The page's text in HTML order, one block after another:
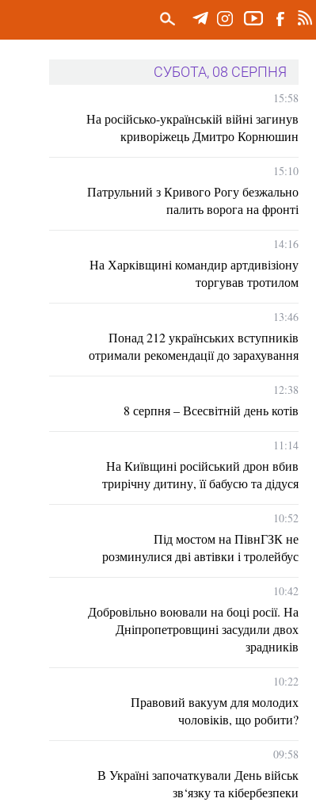
СУБОТА, 08 СЕРПНЯ
15:58
На російсько-українській війні загинув
криворіжець Дмитро Корнюшин
15:10
Патрульний з Кривого Рогу безжально
палить ворога на фронті
14:16
На Харківщині командир артдивізіону
торгував тротилом
13:46
Понад 212 українських вступників
отримали рекомендації до зарахування
12:38
8 серпня – Всесвітній день котів
11:14
На Київщині російський дрон вбив
трирічну дитину, її бабусю та дідуся
10:52
Під мостом на ПівнГЗК не
розминулися дві автівки і тролейбус
10:42
Добровільно воювали на боці росії. На
Дніпропетровщині засудили двох
зрадників
10:22
Правовий вакуум для молодих
чоловіків, що робити?
09:58
В Україні започаткували День військ
зв‘язку та кібербезпеки